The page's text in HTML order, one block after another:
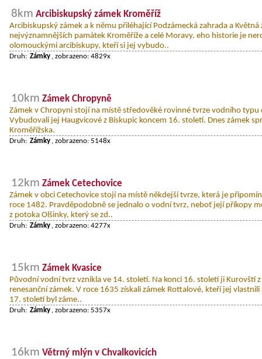
8km Arcibiskupský zámek Kroměříž
Arcibiskupský zámek a k němu přiléhající Podzámecká zahrada a
nejvýznamnějších památek Kroměříže a celé Moravy. eho historie je
olomouckými arcibiskupy, kteří si jej vybudo..
Druh: Zámky , zobrazeno: 4829x
10km Zámek Chropyně
Zámek v Chropyni stojí na místě středověké rovinné tvrze vodního typu
Vybudovali jej Haugvicové z Biskupic koncem 16. století. Dnes zámek
Kroměřížska.
Druh: Zámky , zobrazeno: 5148x
12km Zámek Cetechovice
Zámek v obci Cetechovice stojí na místě někdejší tvrze, která je
roce 1482. Pravděpodobně se jednalo o vodní tvrz, neboť její příkopy
z potoka Olšinky, který se zd..
Druh: Zámky , zobrazeno: 4277x
15km Zámek Kvasice
Původní vodní tvrz vznikla ve 14. století. Na konci 16. století ji Kurovští
renesanční zámek. V roce 1635 získali zámek Rottalové, kteří jej
17. století byl záme..
Druh: Zámky , zobrazeno: 5357x
16km Větrný mlýn v Chvalkovicích